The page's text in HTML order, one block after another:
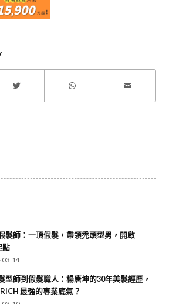
髮師：一頂假髮，帶領禿頭型男，開啟
點
03:14
型師到假髮職人：楊唐坤的30年美髮經歷，
最強的專業底氣？